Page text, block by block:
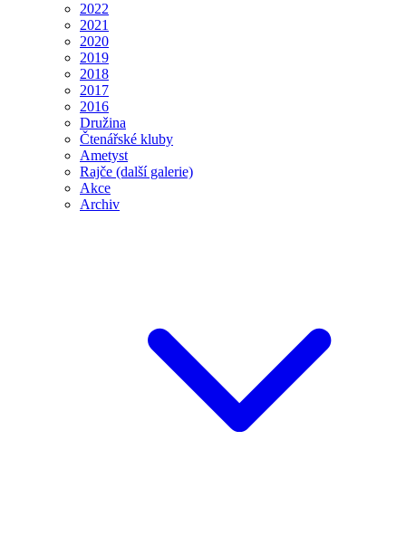
2022
2021
2020
2019
2018
2017
2016
Družina
Čtenářské kluby
Ametyst
Rajče (další galerie)
Akce
Archiv